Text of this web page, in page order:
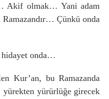
olmak… Yani adam
Çünkü onda
onda…
Kur’an, bu Ramazanda
yürekten yürürlüğe girecek